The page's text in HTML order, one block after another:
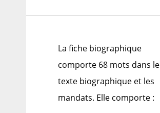
La fiche biographique
comporte 68 mots dans le
texte biographique et les
mandats. Elle comporte :